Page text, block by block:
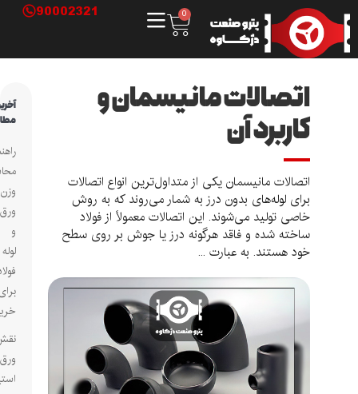
90002321
اتصالات مانیسمان و
کاربرد آن
اتصالات مانیسمان یکی از متداول‌ترین انواع اتصالات
برای لوله‌های بدون درز به شمار می‌روند که به روش
خاصی تولید می‌شوند. این اتصالات معمولاً از فولاد
ساخته شده و فاقد هرگونه درز یا جوش بر روی سطح
خود هستند. به عبارت ...
راهنمای
خریداران